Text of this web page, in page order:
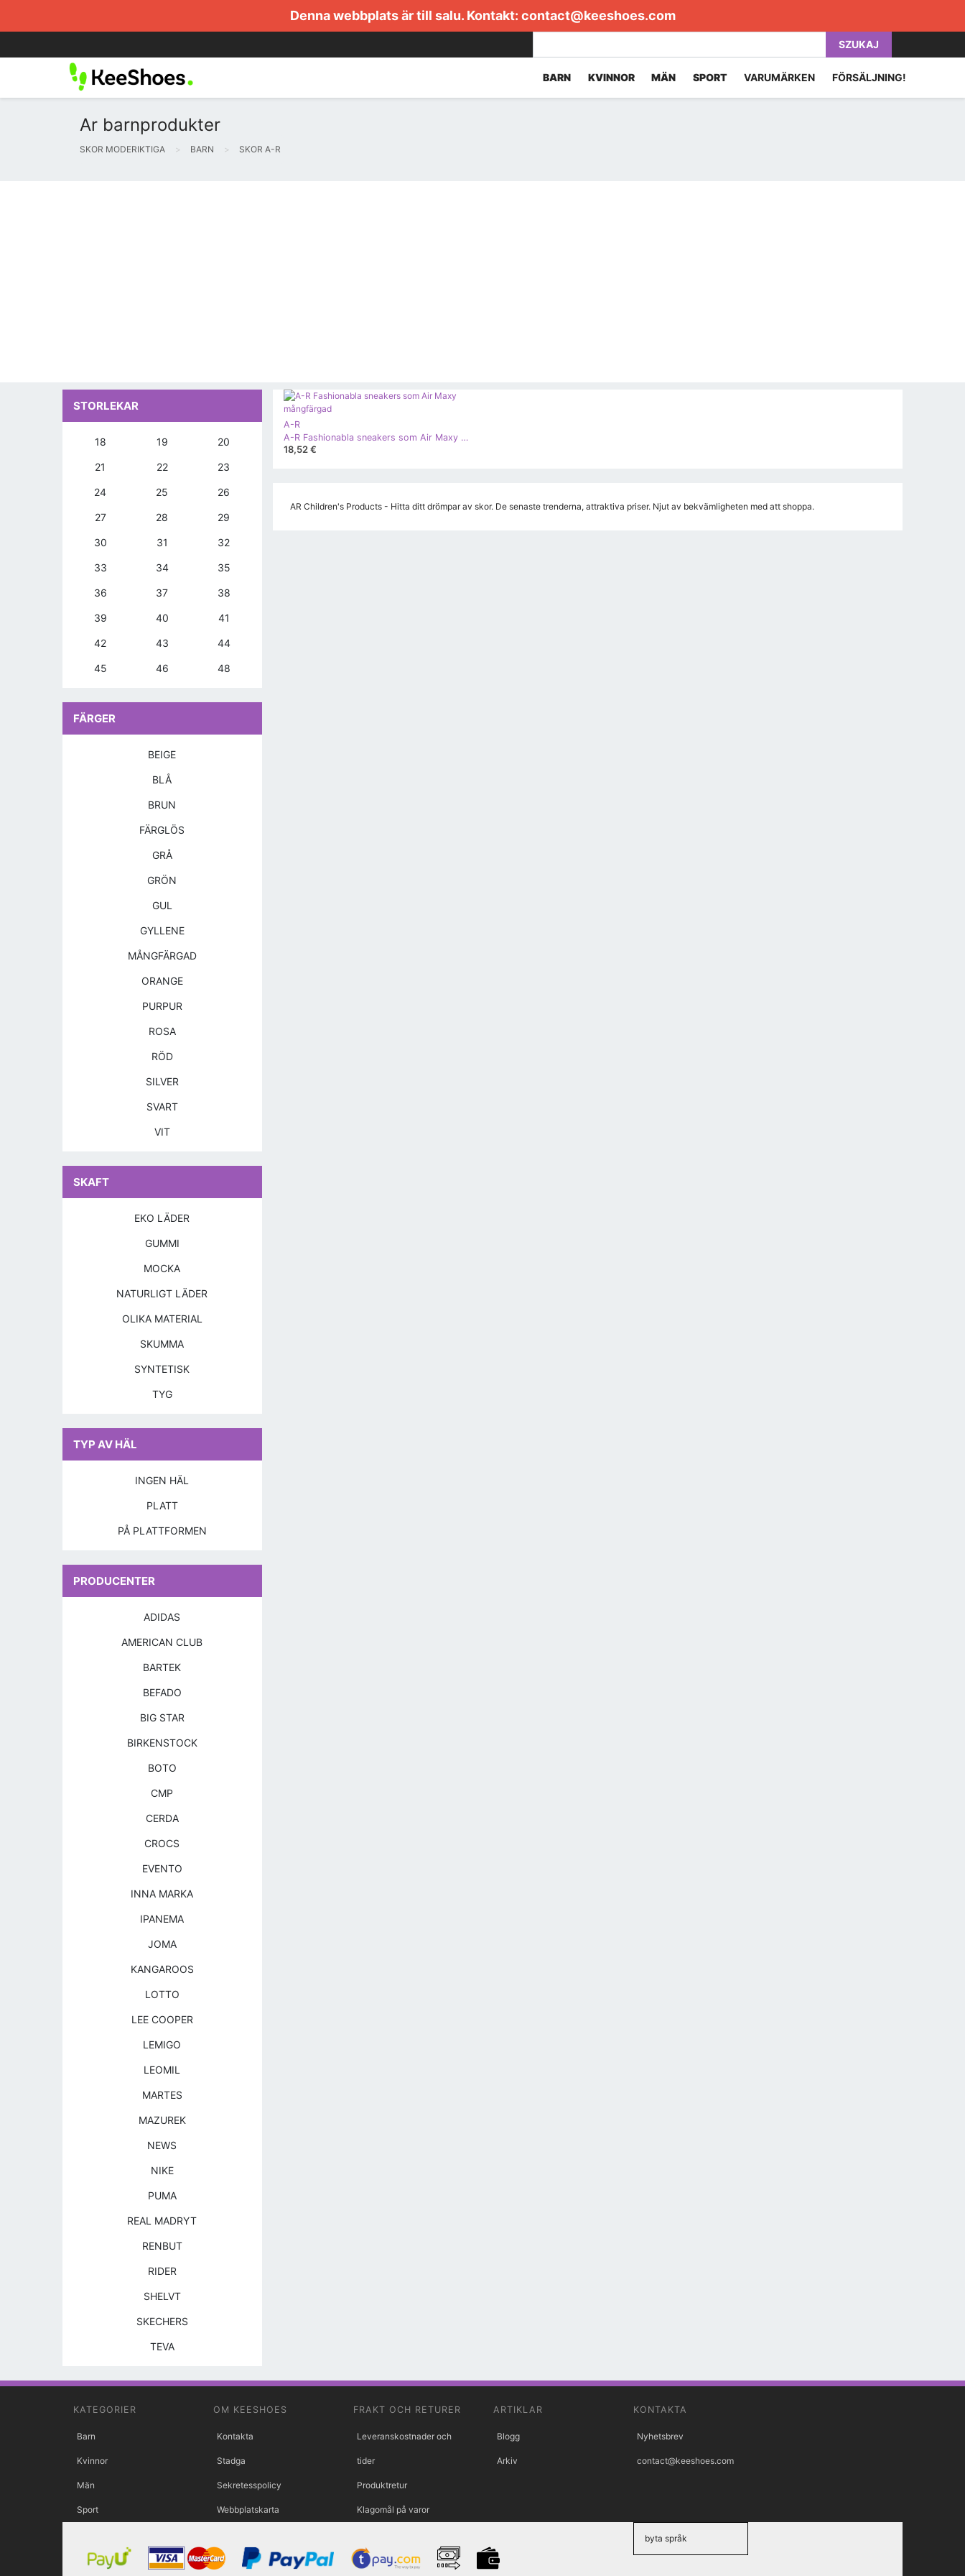
Denna webbplats är till salu. Kontakt: contact@keeshoes.com
SZUKAJ
BARN KVINNOR MÄN SPORT VARUMÄRKEN FÖRSÄLJNING!
Ar barnprodukter
SKOR MODERIKTIGA BARN SKOR A-R
A-R
A-R Fashionabla sneakers som Air Maxy mångfärgad
18,52 €
AR Children's Products - Hitta ditt drömpar av skor. De senaste trenderna, attraktiva priser. Njut av bekvämligheten med att shoppa.
STORLEKAR
18 19 20
21 22 23
24 25 26
27 28 29
30 31 32
33 34 35
36 37 38
39 40 41
42 43 44
45 46 48
FÄRGER
BEIGE
BLÅ
BRUN
FÄRGLÖS
GRÅ
GRÖN
GUL
GYLLENE
MÅNGFÄRGAD
ORANGE
PURPUR
ROSA
RÖD
SILVER
SVART
VIT
SKAFT
EKO LÄDER
GUMMI
MOCKA
NATURLIGT LÄDER
OLIKA MATERIAL
SKUMMA
SYNTETISK
TYG
TYP AV HÄL
INGEN HÄL
PLATT
PÅ PLATTFORMEN
PRODUCENTER
ADIDAS
AMERICAN CLUB
BARTEK
BEFADO
BIG STAR
BIRKENSTOCK
BOTO
CMP
CERDA
CROCS
EVENTO
INNA MARKA
IPANEMA
JOMA
KANGAROOS
LOTTO
LEE COOPER
LEMIGO
LEOMIL
MARTES
MAZUREK
NEWS
NIKE
PUMA
REAL MADRYT
RENBUT
RIDER
SHELVT
SKECHERS
TEVA
KATEGORIER
Barn
Kvinnor
Män
Sport
OM KEESHOES
Kontakta
Stadga
Sekretesspolicy
Webbplatskarta
FRAKT OCH RETURER
Leveranskostnader och
tider
Produktretur
Klagomål på varor
ARTIKLAR
Blogg
Arkiv
KONTAKTA
Nyhetsbrev
contact@keeshoes.com
byta språk